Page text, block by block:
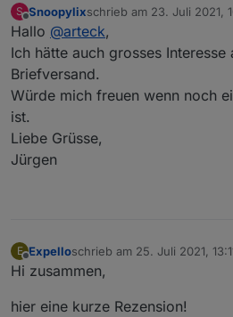
S
Offline
Snoopylixschrieb am 23. Juli 2021,
zuletzt editiert von
Hallo @arteck,
Ich hätte auch grosses
Briefversand.
Würde mich freuen wenn noch
ist.
Liebe Grüsse,
Jürgen
E Expelloschrieb am 25. Juli 2021,
zuletzt editiert von Expello
Hi zusammen,
hier eine kurze Rezension!